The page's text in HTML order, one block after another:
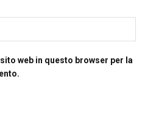
web in questo browser per la